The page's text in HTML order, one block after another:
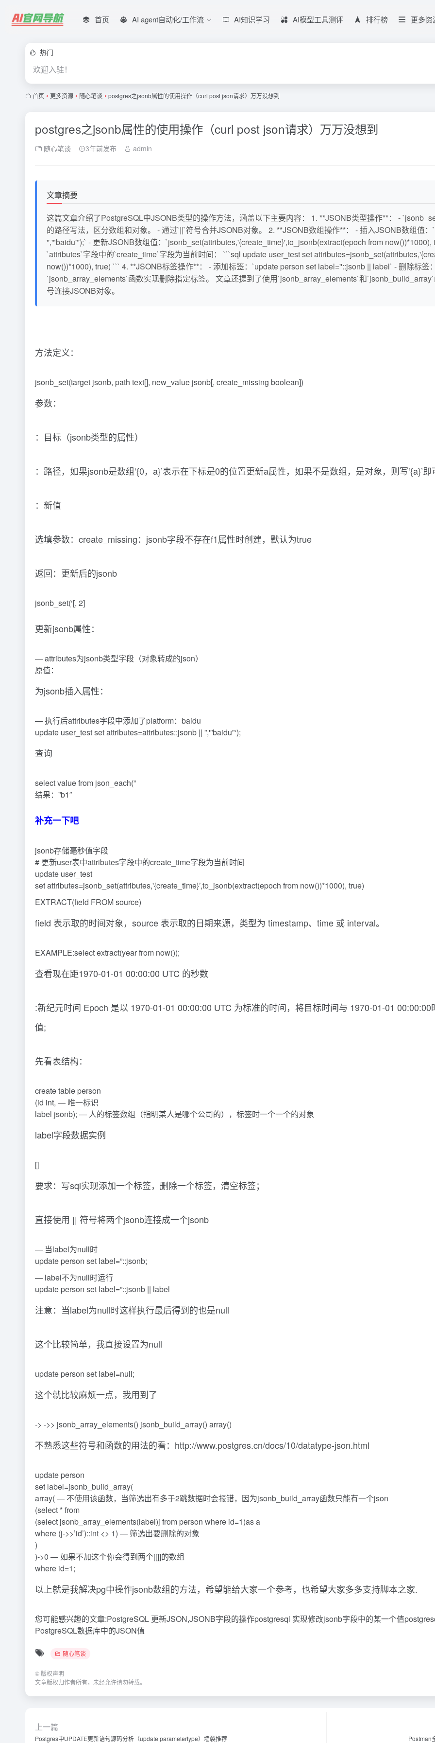
首页 AI agent自动化/工作流 AI知识学习 AI模型工具测评 排行榜 更多资
热门
欢迎入驻！
首页 • 更多资源 • 随心笔谈 • postgres之jsonb属性的使用操作（curl post json请求）万万没想到
postgres之jsonb属性的使用操作（curl post json请求）万万没想到
随心笔谈 3年前发布 admin
文章摘要
这篇文章介绍了PostgreSQL中JSONB类型的操作方法，涵盖以下主要内容： 1. **JSONB类型操作**： -
的路径写法，区分数组和对象。 - 通过`||`符号合并JSONB对象。 2. **JSONB数组操作**： - 插入JSONB数组值
'','"baidu"');` - 更新JSONB数组值：`jsonb_set(attributes,'{create_time}',to_jsonb(extract(epoch from
`attributes`字段中的`create_time`字段为当前时间： ```sql update user_test set
now())*1000), true) ``` 4. **JSONB标签操作**： - 添加标签：`update person set label=''::jsonb || label` - 删除标
`jsonb_array_elements`函数实现删除指定标签。 文章还提到了使用`jsonb_array_elements`和
号连接JSONB对象。
方法定义：
jsonb_set(target jsonb, path text[], new_value jsonb[, create_missing boolean])
参数：
：目标（jsonb类型的属性）
：路径，如果jsonb是数组‘{0，a}’表示在下标是0的位置更新a属性，如果不是数组，是对象，则写‘{a}’即
：新值
选填参数：create_missing：jsonb字段不存在f1属性时创建，默认为true
返回：更新后的jsonb
jsonb_set(‘[, 2]
更新jsonb属性：
— attributes为jsonb类型字段（对象转成的json）
原值：
为jsonb插入属性：
— 执行后attributes字段中添加了platform：baidu
update user_test set attributes=attributes::jsonb || ”,'”baidu”‘);
查询
select value from json_each(”
结果：”b1″
补充一下吧
jsonb存储毫秒值字段
# 更新user表中attributes字段中的create_time字段为当前时间
update user_test
set attributes=jsonb_set(attributes,'{create_time}’,to_jsonb(extract(epoch from now())*1000), true)
EXTRACT(field FROM source)
field 表示取的时间对象，source 表示取的日期来源，类型为 timestamp、time 或 interval。
EXAMPLE:select extract(year from now());
查看现在距1970-01-01 00:00:00 UTC 的秒数
:新纪元时间 Epoch 是以 1970-01-01 00:00:00 UTC 为标准的时间，将目标时间与 1970-01-01
值;
先看表结构：
create table person
(id int, — 唯一标识
label jsonb); — 人的标签数组（指明某人是哪个公司的），标签时一个一个的对象
label字段数据实例
[]
要求：写sql实现添加一个标签，删除一个标签，清空标签；
直接使用 || 符号将两个jsonb连接成一个jsonb
— 当label为null时
update person set label=”::jsonb;
— label不为null时运行
update person set label=”::jsonb || label
注意：当label为null时这样执行最后得到的也是null
这个比较简单，我直接设置为null
update person set label=null;
这个就比较麻烦一点，我用到了
-> ->> jsonb_array_elements() jsonb_build_array() array()
不熟悉这些符号和函数的用法的看：http://www.postgres.cn/docs/10/datatype-json.html
update person
set label=jsonb_build_array(
array( — 不使用该函数，当筛选出有多于2跳数据时会报错，因为jsonb_build_array函数只能有一个json
(select * from
(select jsonb_array_elements(label)j from person where id=1)as a
where (j->>’id’)::int <> 1) — 筛选出要删除的对象
)
)->0 — 如果不加这个你会得到两个[[]]的数组
where id=1;
以上就是我解决pg中操作jsonb数组的方法，希望能给大家一个参考，也希望大家多多支持脚本之家.
您可能感兴趣的文章:PostgreSQL 更新JSON,JSONB字段的操作postgresql 实现修改jsonb字段中的某一个值
PostgreSQL数据库中的JSON值
随心笔谈
© 版权声明
文章版权归作者所有，未经允许请勿转载。
上一篇
Postgres中UPDATE更新语句源码分析（update parametertype）墙裂推荐 Postman